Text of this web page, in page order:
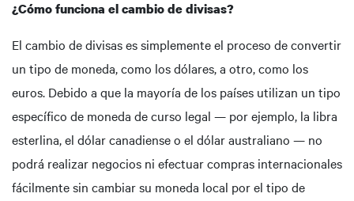
¿Cómo funciona el cambio de divisas?
El cambio de divisas es simplemente el proceso de convertir
un tipo de moneda, como los dólares, a otro, como los
euros. Debido a que la mayoría de los países utilizan un tipo
específico de moneda de curso legal — por ejemplo, la libra
esterlina, el dólar canadiense o el dólar australiano — no
podrá realizar negocios ni efectuar compras internacionales
fácilmente sin cambiar su moneda local por el tipo de